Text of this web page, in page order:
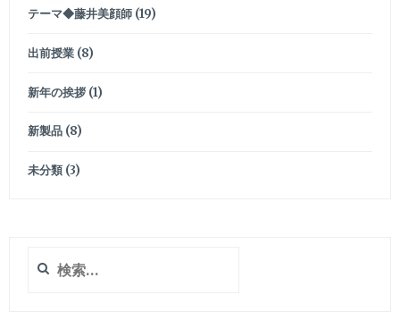
テーマ◆藤井美顔師 (19)
出前授業 (8)
新年の挨拶 (1)
新製品 (8)
未分類 (3)
索: